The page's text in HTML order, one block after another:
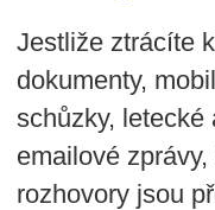
Jestliže ztrácíte
dokumenty,
schůzky,
emailové
rozhovory jsou